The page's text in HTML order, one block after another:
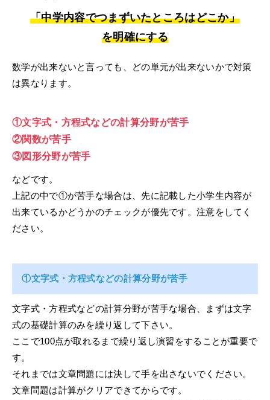
「中学内容でつまずいたところはどこか」
を明確にする
数学が出来ないと言っても、どの単元が出来ないかで対策
は異なります。
①文字式・方程式などの計算分野が苦手
②関数が苦手
③図形分野が苦手
などです。
上記の中で①が苦手な場合は、先に記載した小学生内容が
出来ているかどうかのチェックが優先です。注意をしてく
ださい。
①文字式・方程式などの計算分野が苦手
文字式・方程式などの計算分野が苦手な場合、まずは文字
式の基礎計算のみを繰り返して下さい。
ここで100点が取れるまで繰り返し演習をすることが重要で
す。
それまでは文章問題には決して手を出さないでください。
文章問題は計算がクリアできてからです。